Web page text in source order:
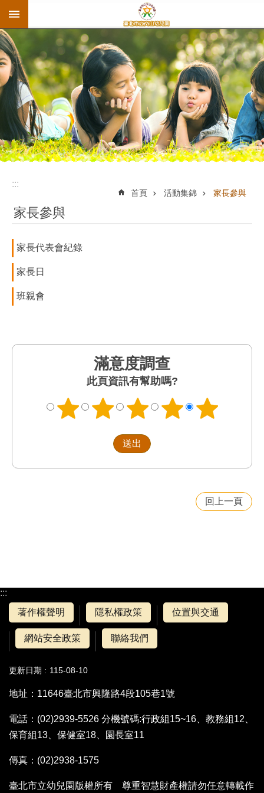
跳到主要內容區塊
:::
首頁 活動集錦 家長參與
家長參與
家長代表會紀錄
家長日
班親會
滿意度調查
此頁資訊有幫助嗎?
回上一頁
:::
著作權聲明
隱私權政策 位置與交通
網站安全政策 聯絡我們
更新日期 115-08-10
地址：11646臺北市興隆路4段105巷1號
電話：(02)2939-5526 分機號碼:行政組15~16、教務組12、
保育組13、保健室18、園長室11
傳真：(02)2938-1575
臺北市立幼兒園版權所有 尊重智慧財產權請勿任意轉載作